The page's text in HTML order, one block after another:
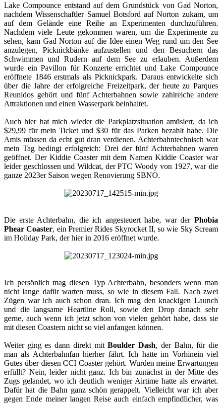
Lake Compounce entstand auf dem Grundstück von Gad Norton,
nachdem Wissenschaftler Samuel Botsford auf Norton zukam, um
auf dem Gelände eine Reihe an Experimenten durchzuführen.
Nachdem viele Leute gekommen waren, um die Experimente zu
sehen, kam Gad Norton auf die Idee einen Weg rund um den See
anzulegen, Picknickbänke aufzustellen und den Besuchern das
Schwimmen und Rudern auf dem See zu erlauben. Außerdem
wurde ein Pavillon für Konzerte errichtet und Lake Compounce
eröffnete 1846 erstmals als Picknickpark. Daraus entwickelte sich
über die Jahre der erfolgreiche Freizeitpark, der heute zu Parques
Reunidos gehört und fünf Achterbahnen sowie zahlreiche andere
Attraktionen und einen Wasserpark beinhaltet.
Auch hier hat mich wieder die Parkplatzsituation amüsiert, da ich
$29,99 für mein Ticket und $30 für das Parken bezahlt habe. Die
Amis müssen da echt gut dran verdienen. Achterbahntechnisch war
mein Tag bedingt erfolgreich: Drei der fünf Achterbahnen waren
geöffnet. Der Kiddie Coaster mit dem Namen Kiddie Coaster war
leider geschlossen und Wildcat, der PTC Woody von 1927, war die
ganze 2023er Saison wegen Renovierung SBNO.​
Die erste Achterbahn, die ich angesteuert habe, war der Phobia
Phear Coaster, ein Premier Rides Skyrocket II, so wie Sky Scream
im Holiday Park, der hier in 2016 eröffnet wurde.​
Ich persönlich mag diesen Typ Achterbahn, besonders wenn man
nicht lange dafür warten muss, so wie in diesem Fall. Nach zwei
Zügen war ich auch schon dran. Ich mag den knackigen Launch
und die langsame Heartline Roll, sowie den Drop danach sehr
gerne, auch wenn ich jetzt schon von vielen gehört habe, dass sie
mit diesen Coastern nicht so viel anfangen können.
Weiter ging es dann direkt mitBoulder Dash, der Bahn, für die
man als Achterbahnfan hierher fährt. Ich hatte im Vorhinein viel
Gutes über diesen CCI Coaster gehört. Wurden meine Erwartungen
erfüllt? Nein, leider nicht ganz. Ich bin zunächst in der Mitte des
Zugs gelandet, wo ich deutlich weniger Airtime hatte als erwartet.
Dafür hat die Bahn ganz schön gerappelt. Vielleicht war ich aber
gegen Ende meiner langen Reise auch einfach empfindlicher, was